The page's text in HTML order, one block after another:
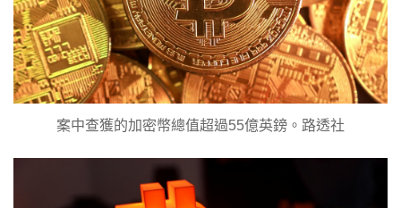
案中查獲的加密幣總值超過55億英鎊。路透社